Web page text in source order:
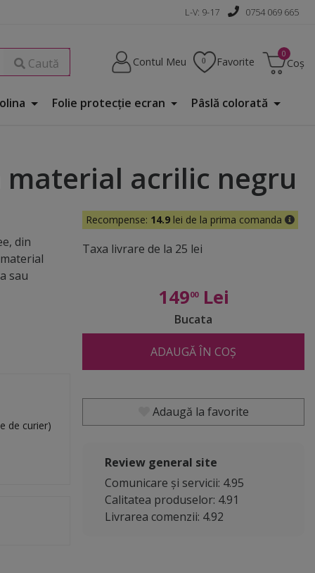
L-V: 9-17 0754 069 665
Caută Contul Meu Favorite Coș
Folie protecţie ecran Pâslă colorată
acrilic negru
din
sau
de curier)
Recompense: 14.9 lei de la prima comanda
Taxa livrare de la 25 lei
14900Lei
Bucata
ADAUGĂ ÎN COȘ
Adaugă la favorite
Review general site
Comunicare și servicii: 4.95
Calitatea produselor: 4.91
Livrarea comenzii: 4.92